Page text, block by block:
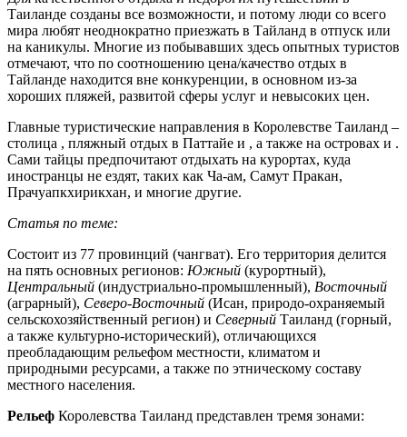
Таиланде созданы все возможности, и потому люди со всего
мира любят неоднократно приезжать в Тайланд в отпуск или
на каникулы. Многие из побывавших здесь опытных туристов
отмечают, что по соотношению цена/качество отдых в
Тайланде находится вне конкуренции, в основном из-за
хороших пляжей, развитой сферы услуг и невысоких цен.
Главные туристические направления в Королевстве Таиланд –
столица , пляжный отдых в Паттайе и , а также на островах и .
Сами тайцы предпочитают отдыхать на курортах, куда
иностранцы не ездят, таких как Ча-ам, Самут Пракан,
Прачуапкхирикхан, и многие другие.
Статья по теме:
Состоит из 77 провинций (чангват). Его территория делится
на пять основных регионов: Южный (курортный),
Центральный (индустриально-промышленный), Восточный
(аграрный), Северо-Восточный (Исан, природо-охраняемый
сельскохозяйственный регион) и Северный Таиланд (горный,
а также культурно-исторический), отличающихся
преобладающим рельефом местности, климатом и
природными ресурсами, а также по этническому составу
местного населения.
Рельеф Королевства Таиланд представлен тремя зонами: